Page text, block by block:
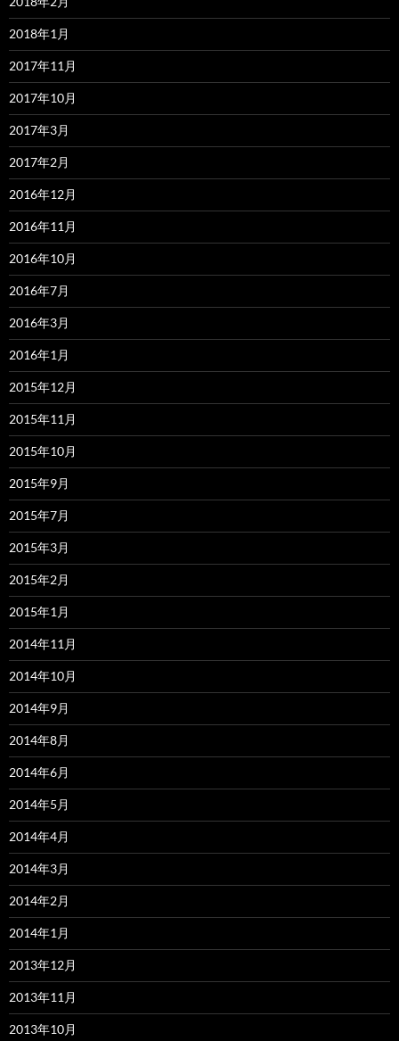
2018年1月
2017年11月
2017年10月
2017年3月
2017年2月
2016年12月
2016年11月
2016年10月
2016年7月
2016年3月
2016年1月
2015年12月
2015年11月
2015年10月
2015年9月
2015年7月
2015年3月
2015年2月
2015年1月
2014年11月
2014年10月
2014年9月
2014年8月
2014年6月
2014年5月
2014年4月
2014年3月
2014年2月
2014年1月
2013年12月
2013年11月
2013年10月